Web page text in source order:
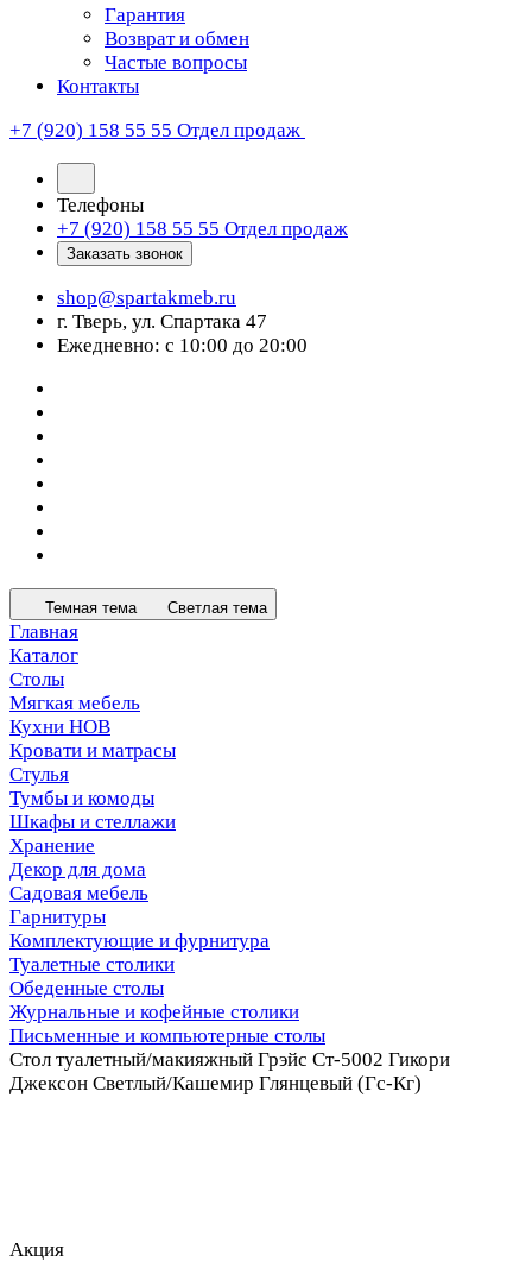
Гарантия
Возврат и обмен
Частые вопросы
Контакты
+7 (920) 158 55 55 Отдел продаж
Телефоны
+7 (920) 158 55 55 Отдел продаж
Заказать звонок
shop@spartakmeb.ru
г. Тверь, ул. Спартака 47
Ежедневно: с 10:00 до 20:00
Темная тема Светлая тема
Главная
Каталог
Столы
Мягкая мебель
Кухни НОВ
Кровати и матрасы
Стулья
Тумбы и комоды
Шкафы и стеллажи
Хранение
Декор для дома
Садовая мебель
Гарнитуры
Комплектующие и фурнитура
Туалетные столики
Обеденные столы
Журнальные и кофейные столики
Письменные и компьютерные столы
Стол туалетный/макияжный Грэйс Ст-5002 Гикори
Джексон Светлый/Кашемир Глянцевый (Гс-Кг)
Акция